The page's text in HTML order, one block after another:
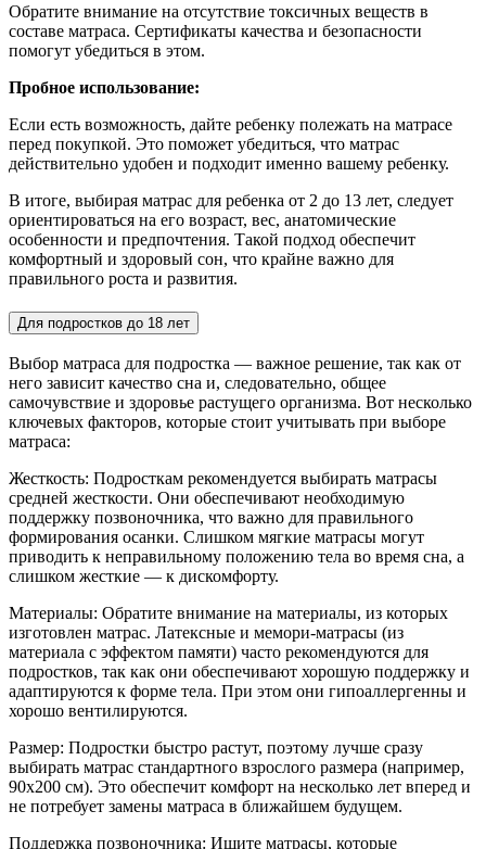
Обратите внимание на отсутствие токсичных веществ в
составе матраса. Сертификаты качества и безопасности
помогут убедиться в этом.
Пробное использование:
Если есть возможность, дайте ребенку полежать на матрасе
перед покупкой. Это поможет убедиться, что матрас
действительно удобен и подходит именно вашему ребенку.
В итоге, выбирая матрас для ребенка от 2 до 13 лет, следует
ориентироваться на его возраст, вес, анатомические
особенности и предпочтения. Такой подход обеспечит
комфортный и здоровый сон, что крайне важно для
правильного роста и развития.
Для подростков до 18 лет
Выбор матраса для подростка — важное решение, так как от
него зависит качество сна и, следовательно, общее
самочувствие и здоровье растущего организма. Вот несколько
ключевых факторов, которые стоит учитывать при выборе
матраса:
Жесткость: Подросткам рекомендуется выбирать матрасы
средней жесткости. Они обеспечивают необходимую
поддержку позвоночника, что важно для правильного
формирования осанки. Слишком мягкие матрасы могут
приводить к неправильному положению тела во время сна, а
слишком жесткие — к дискомфорту.
Материалы: Обратите внимание на материалы, из которых
изготовлен матрас. Латексные и мемори-матрасы (из
материала с эффектом памяти) часто рекомендуются для
подростков, так как они обеспечивают хорошую поддержку и
адаптируются к форме тела. При этом они гипоаллергенны и
хорошо вентилируются.
Размер: Подростки быстро растут, поэтому лучше сразу
выбирать матрас стандартного взрослого размера (например,
90x200 см). Это обеспечит комфорт на несколько лет вперед и
не потребует замены матраса в ближайшем будущем.
Поддержка позвоночника: Ищите матрасы, которые